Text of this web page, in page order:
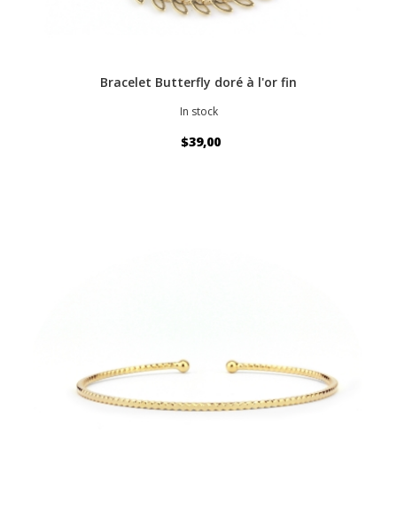
Bracelet Butterfly doré à l'or fin
In stock
$39,00